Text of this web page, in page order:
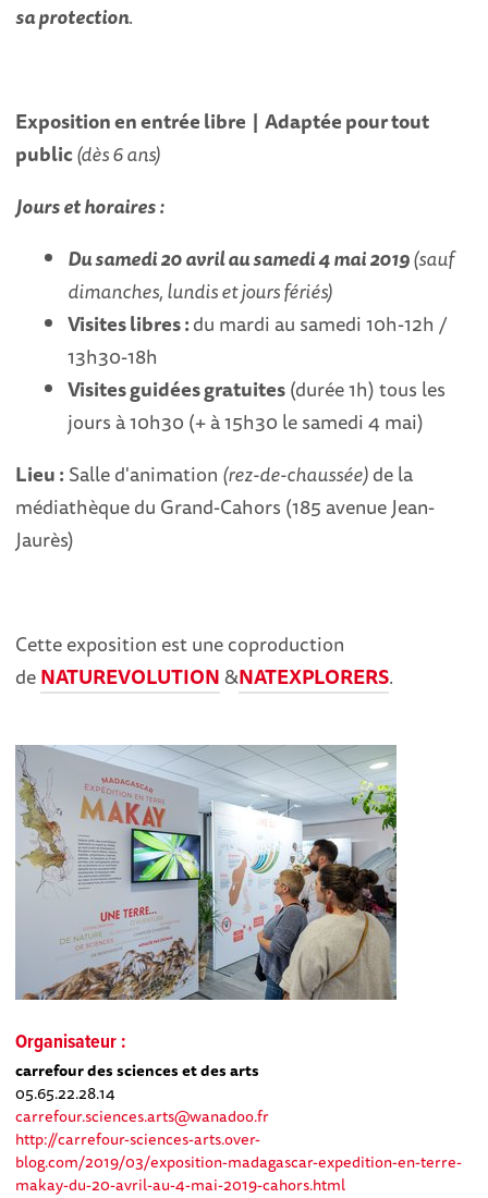
sa protection.
Exposition en entrée libre | Adaptée pour tout
public(dès 6 ans)
Jours et horaires :
Du samedi 20 avril au samedi 4 mai 2019(sauf
dimanches, lundis et jours fériés)
Visites libres :du mardi au samedi 10h-12h /
13h30-18h
Visites guidées gratuites(durée 1h) tous les
jours à 10h30 (+ à 15h30 le samedi 4 mai)
Lieu : Salle d'animation (rez-de-chaussée)de la
médiathèque du Grand-Cahors (185 avenue Jean-
Jaurès)
Cette exposition est une coproduction
deNATUREVOLUTION&NATEXPLORERS.
Organisateur :
carrefour des sciences et des arts
05.65.22.28.14
carrefour.sciences.arts@wanadoo.fr
http://carrefour-sciences-arts.over-
blog.com/2019/03/exposition-madagascar-expedition-en-terre-
makay-du-20-avril-au-4-mai-2019-cahors.html